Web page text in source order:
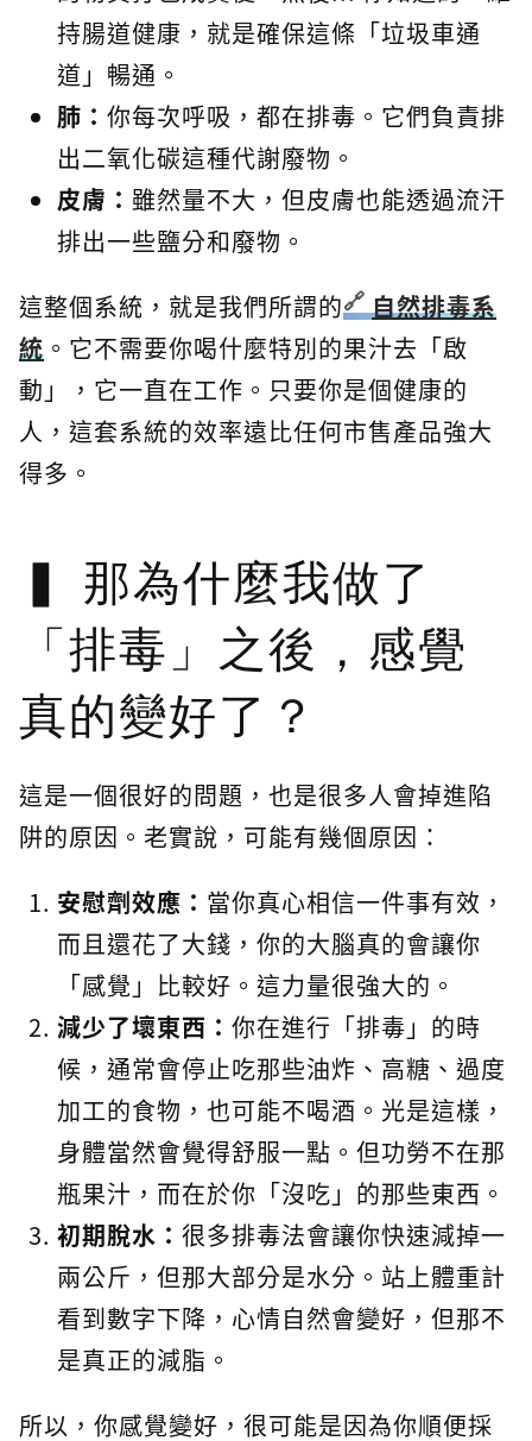
持腸道健康，就是確保這條「垃圾車通
道」暢通。
肺： 你每次呼吸，都在排毒。它們負責排
出二氧化碳這種代謝廢物。
皮膚： 雖然量不大，但皮膚也能透過流汗
排出一些鹽分和廢物。
這整個系統，就是我們所謂的
自然排毒系
統 。它不需要你喝什麼特別的果汁去「啟
動」，它一直在工作。只要你是個健康的
人，這套系統的效率遠比任何市售產品強大
得多。
那為什麼我做了
「排毒」之後，感覺
真的變好了？
這是一個很好的問題，也是很多人會掉進陷
阱的原因。老實說，可能有幾個原因：
安慰劑效應： 當你真心相信一件事有效，
而且還花了大錢，你的大腦真的會讓你
「感覺」比較好。這力量很強大的。
減少了壞東西： 你在進行「排毒」的時
候，通常會停止吃那些油炸、高糖、過度
加工的食物，也可能不喝酒。光是這樣，
身體當然會覺得舒服一點。但功勞不在那
瓶果汁，而在於你「沒吃」的那些東西。
初期脫水： 很多排毒法會讓你快速減掉一
兩公斤，但那大部分是水分。站上體重計
看到數字下降，心情自然會變好，但那不
是真正的減脂。
所以，你感覺變好，很可能是因為你順便採